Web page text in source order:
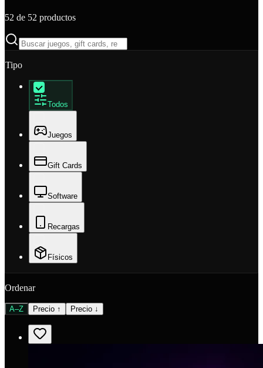
52 de 52 productos
Tipo
Todos
Juegos
Gift Cards
Software
Recargas
Físicos
Ordenar
A–Z Precio ↑ Precio ↓